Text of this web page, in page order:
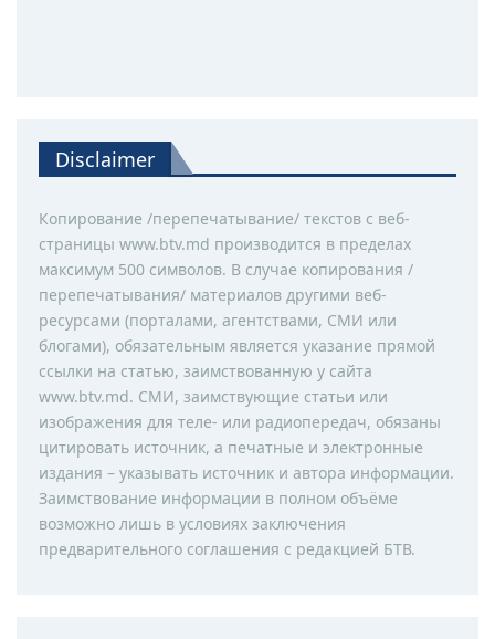
Disclaimer
Копирование /перепечатывание/ текстов с веб-
страницы www.btv.md производится в пределах
максимум 500 символов. В случае копирования /
перепечатывания/ материалов другими веб-
ресурсами (порталами, агентствами, СМИ или
блогами), обязательным является указание прямой
ссылки на статью, заимствованную у сайта
www.btv.md. СМИ, заимствующие статьи или
изображения для теле- или радиопередач, обязаны
цитировать источник, а печатные и электронные
издания – указывать источник и автора информации.
Заимствование информации в полном объёме
возможно лишь в условиях заключения
предварительного соглашения с редакцией БТВ.